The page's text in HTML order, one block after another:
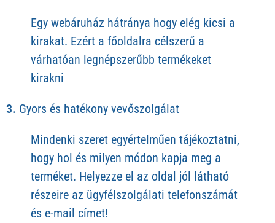
Egy webáruház hátránya hogy elég kicsi a
kirakat. Ezért a főoldalra célszerű a
várhatóan legnépszerűbb termékeket
kirakni
3. Gyors és hatékony vevőszolgálat
Mindenki szeret egyértelműen tájékoztatni,
hogy hol és milyen módon kapja meg a
terméket. Helyezze el az oldal jól látható
részeire az ügyfélszolgálati telefonszámát
és e-mail címet!